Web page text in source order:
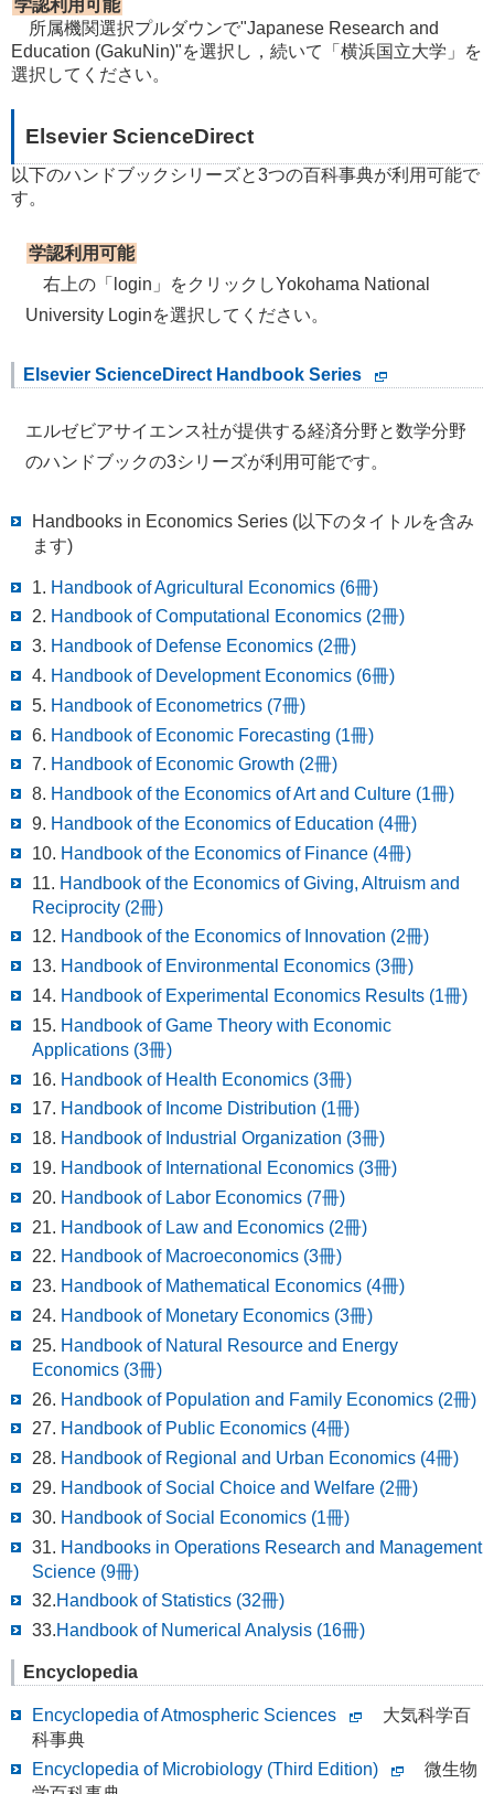
学認利用可能
所属機関選択プルダウンで"Japanese Research and
Education (GakuNin)"を選択し，続いて「横浜国立大学」を
選択してください。
Elsevier ScienceDirect
以下のハンドブックシリーズと3つの百科事典が利用可能で
す。
学認利用可能
右上の「login」をクリックしYokohama National
University Loginを選択してください。
Elsevier ScienceDirect Handbook Series
エルゼビアサイエンス社が提供する経済分野と数学分野
のハンドブックの3シリーズが利用可能です。
Handbooks in Economics Series (以下のタイトルを含み
ます)
1. Handbook of Agricultural Economics (6冊)
2. Handbook of Computational Economics (2冊)
3. Handbook of Defense Economics (2冊)
4. Handbook of Development Economics (6冊)
5. Handbook of Econometrics (7冊)
6. Handbook of Economic Forecasting (1冊)
7. Handbook of Economic Growth (2冊)
8. Handbook of the Economics of Art and Culture (1冊)
9. Handbook of the Economics of Education (4冊)
10. Handbook of the Economics of Finance (4冊)
11. Handbook of the Economics of Giving, Altruism and
Reciprocity (2冊)
12. Handbook of the Economics of Innovation (2冊)
13. Handbook of Environmental Economics (3冊)
14. Handbook of Experimental Economics Results (1冊)
15. Handbook of Game Theory with Economic
Applications (3冊)
16. Handbook of Health Economics (3冊)
17. Handbook of Income Distribution (1冊)
18. Handbook of Industrial Organization (3冊)
19. Handbook of International Economics (3冊)
20. Handbook of Labor Economics (7冊)
21. Handbook of Law and Economics (2冊)
22. Handbook of Macroeconomics (3冊)
23. Handbook of Mathematical Economics (4冊)
24. Handbook of Monetary Economics (3冊)
25. Handbook of Natural Resource and Energy
Economics (3冊)
26. Handbook of Population and Family Economics (2冊)
27. Handbook of Public Economics (4冊)
28. Handbook of Regional and Urban Economics (4冊)
29. Handbook of Social Choice and Welfare (2冊)
30. Handbook of Social Economics (1冊)
31. Handbooks in Operations Research and Management
Science (9冊)
32.Handbook of Statistics (32冊)
33.Handbook of Numerical Analysis (16冊)
Encyclopedia
Encyclopedia of Atmospheric Sciences
大気科学百
科事典
Encyclopedia of Microbiology (Third Edition)
微生物